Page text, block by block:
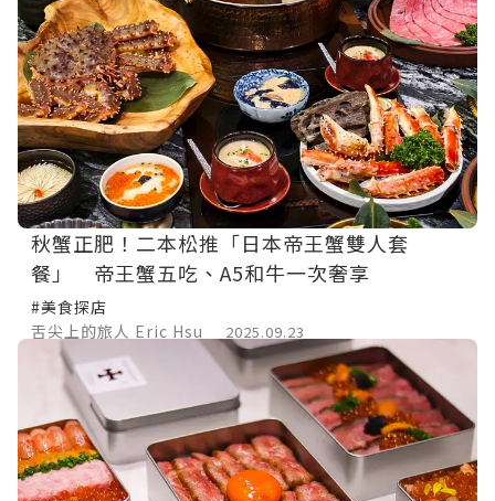
秋蟹正肥！二本松推「日本帝王蟹雙人套
餐」 帝王蟹五吃、A5和牛一次奢享
#美食探店
舌尖上的旅人 Eric Hsu
2025.09.23